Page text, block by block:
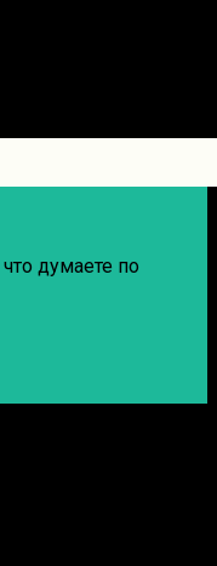
думаете по